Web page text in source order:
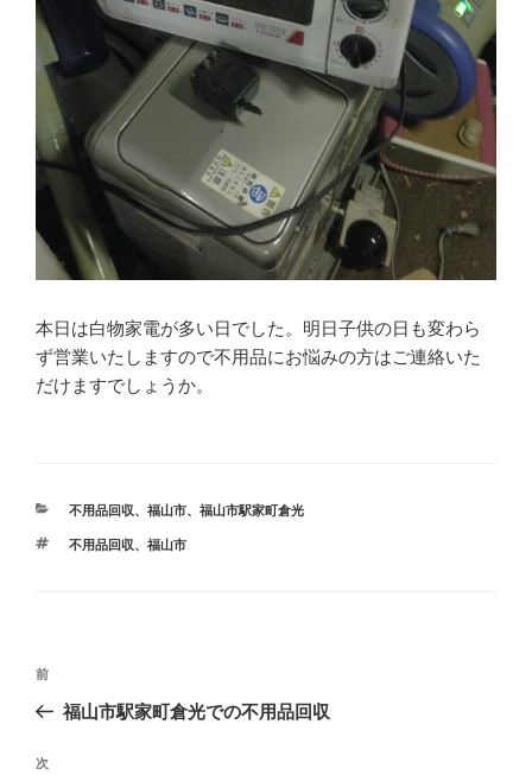
本日は白物家電が多い日でした。明日子供の日も変わら
ず営業いたしますので不用品にお悩みの方はご連絡いた
だけますでしょうか。
カ
ゴ
不用品回収、 福山市、 福山市駅家町倉光
タ
不用品回収、 福山市
投
ナ
ビ
前
の
稿
前
福山市駅家町倉光での不用品回収
次
次